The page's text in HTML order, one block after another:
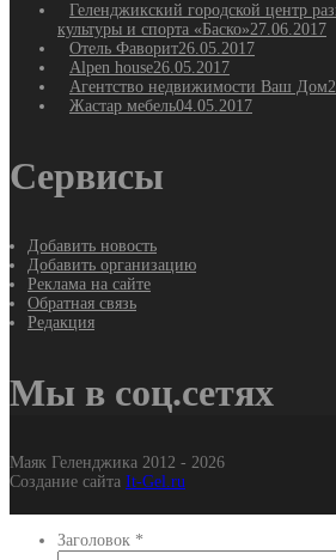
Геленджикский городской центр
культуры и спорта «Баско»27.06.2017
Отель Фаворит26.05.2017
Alpen house26.05.2017
Агентство недвижимости Ваш Дом
Жастар мебель04.05.2017
Сервисы
Добавить новость
Добавить организацию
Реклама на сайте
Обратная связь
Редакция
Мы в соц.сетях
Маяк Геленджика 2012 - 2026
Создание сайта It-Gel.ru
Заголовок *